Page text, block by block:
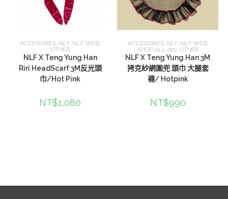
查看內容
ACCESORIES,NLF,NLF WEB,
OTHER
NLF X Teng Yung Han
Riri HeadScarf 3M反光頭
巾/Hot Pink
NT$1,080
查看內容
ACCESORIES, NLF, NLF WEB,
SHOP ALL acc, OTHER
NLF X Teng Yung Han 3M
拷克紗網圍兜 頭巾 大腿套
襪/ Hotpink
NT$990